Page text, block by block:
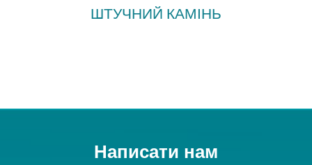
ШТУЧНИЙ КАМІНЬ
Написати нам